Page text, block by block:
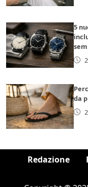
5
da
Redazione